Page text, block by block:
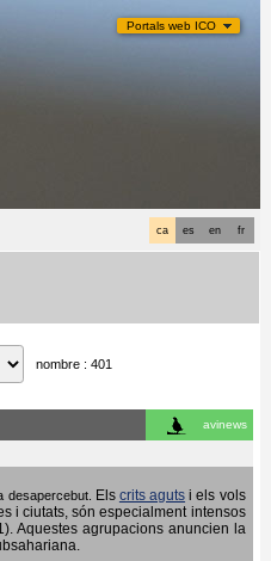
Portals web ICO
fr
en
es
ca
nombre : 401
avinews
desapercebut. Els crits aguts i els vols
i ciutats, són especialment intensos
Aquestes agrupacions anuncien la